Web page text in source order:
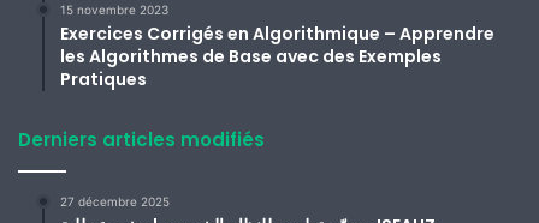
15 novembre 2023
Exercices Corrigés en Algorithmique – Apprendre
les Algorithmes de Base avec des Exemples
Pratiques
Derniers articles modifiés
27 décembre 2025